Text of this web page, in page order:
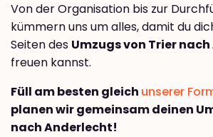
Von der Organisation bis zur
kümmern uns um alles, damit du
Seiten des Umzugs von Trier
freuen kannst.
Füll am besten gleich unserer
planen wir gemeinsam deinen
nach Anderlecht!